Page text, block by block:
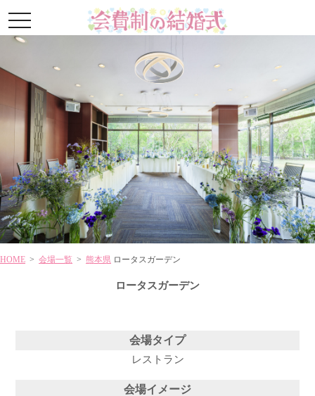
toggle
navigation
HOME > 会場一覧 > 熊本県 ロータスガーデン
ロータスガーデン
会場タイプ
レストラン
会場イメージ